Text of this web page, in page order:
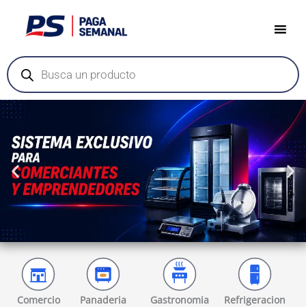
Búsqueda
de
productos
Refrigeracion
Gastronomia
Panaderia
Comercio